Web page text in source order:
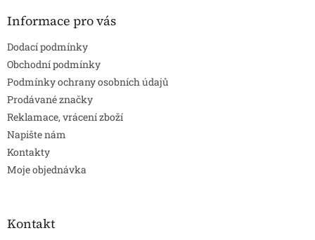
Informace pro vás
Dodací podmínky
Obchodní podmínky
Podmínky ochrany osobních údajů
Prodávané značky
Reklamace, vrácení zboží
Napište nám
Kontakty
Moje objednávka
Kontakt